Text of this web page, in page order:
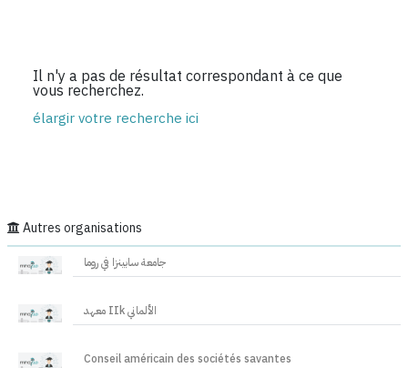
Il n'y a pas de résultat correspondant à ce que
vous recherchez.
élargir votre recherche ici
Autres organisations
جامعة سابينزا في روما
معهد IIk الألماني
Conseil américain des sociétés savantes